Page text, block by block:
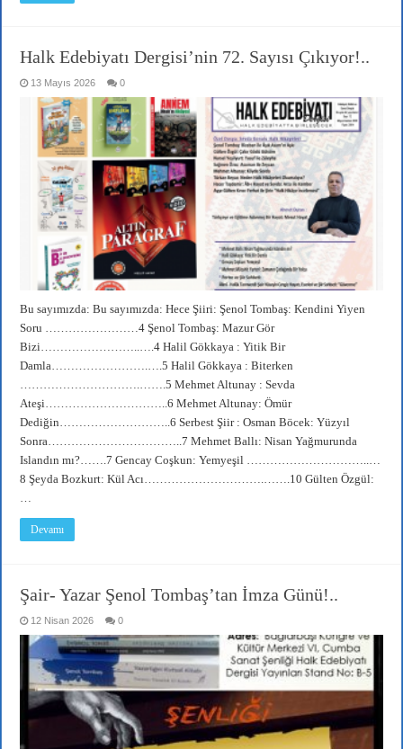
Halk Edebiyatı Dergisi’nin 72. Sayısı Çıkıyor!..
13 Mayıs 2026 0
Bu sayımızda: Bu sayımızda: Hece Şiiri: Şenol Tombaş: Kendini Yiyen
Soru ……………………4 Şenol Tombaş: Mazur Gör
Bizi……………………..….4 Halil Gökkaya : Yitik Bir
Damla…………………….….5 Halil Gökkaya : Biterken
………………………….…….5 Mehmet Altunay : Sevda
Ateşi…………………………..6 Mehmet Altunay: Ömür
Dediğin………………………..6 Serbest Şiir : Osman Böcek: Yüzyıl
Sonra……………………………..7 Mehmet Ballı: Nisan Yağmurunda
Islandın mı?…….7 Gencay Coşkun: Yemyeşil …………………………..…
8 Şeyda Bozkurt: Kül Acı………………………….…….10 Gülten Özgül:
…
Devamı
Şair- Yazar Şenol Tombaş’tan İmza Günü!..
12 Nisan 2026 0